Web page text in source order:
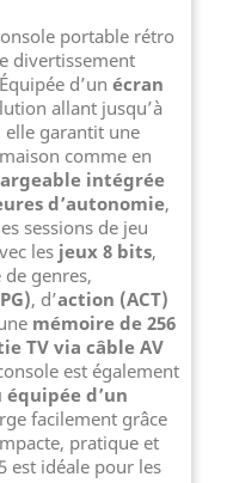
portable rétro
divertissement
d’un écran
allant jusqu’à
elle garantit une
comme en
intégrée
d’autonomie,
sessions de jeu
les jeux 8 bits,
genres,
, d’action (ACT)
mémoire de 256
TV via câble AV
est également
d’un
facilement grâce
pratique et
est idéale pour les